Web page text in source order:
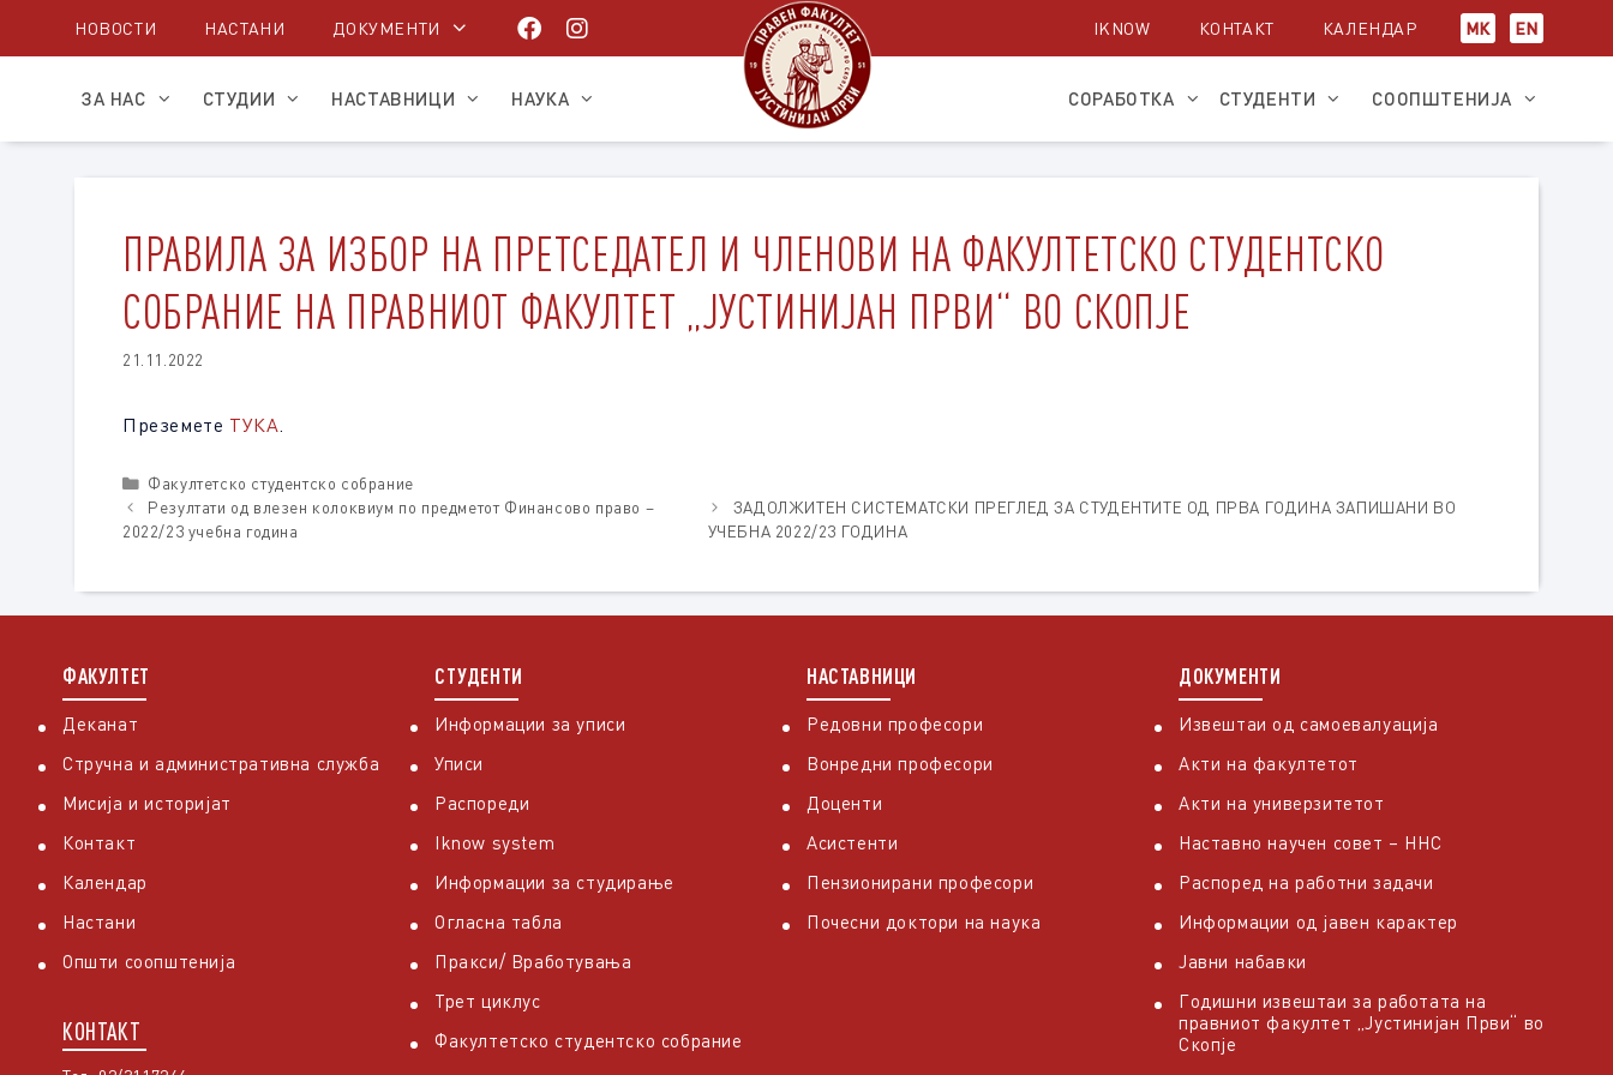
НОВОСТИ НАСТАНИ ДОКУМЕНТИ IKNOW КОНТАКТ КАЛЕНДАР МК EN
ЗА НАС СТУДИИ НАСТАВНИЦИ НАУКА СОРАБОТКА СТУДЕНТИ СООПШТЕНИЈА
ПРАВИЛА ЗА ИЗБОР НА ПРЕТСЕДАТЕЛ И ЧЛЕНОВИ НА ФАКУЛТЕТСКО СТУДЕНТСКО
СОБРАНИЕ НА ПРАВНИОТ ФАКУЛТЕТ „ЈУСТИНИЈАН ПРВИ“ ВО СКОПЈЕ
21.11.2022
Преземете ТУКА.
Categories
Факултетско студентско собрание
Резултати од влезен колоквиум по предметот Финансово право –
2022/23 учебна година
ЗАДОЛЖИТЕН СИСТЕМАТСКИ ПРЕГЛЕД ЗА СТУДЕНТИТЕ ОД ПРВА ГОДИНА ЗАПИШАНИ ВО
УЧЕБНА 2022/23 ГОДИНА
ФАКУЛТЕТ
Деканат
Стручна и административна служба
Мисија и историјат
Контакт
Календар
Настани
Општи соопштенија
КОНТАКТ
СТУДЕНТИ
Информации за уписи
Уписи
Распореди
Iknow system
Информации за студирање
Огласна табла
Пракси/ Вработувања
Трет циклус
Факултетско студентско собрание
НАСТАВНИЦИ
Редовни професори
Вонредни професори
Доценти
Асистенти
Пензионирани професори
Почесни доктори на наука
ДОКУМЕНТИ
Извештаи од самоевалуација
Акти на факултетот
Акти на универзитетот
Наставно научен совет – ННС
Распоред на работни задачи
Информации од јавен карактер
Јавни набавки
Годишни извештаи за работата на
правниот факултет „Јустинијан Први“ во
Скопје